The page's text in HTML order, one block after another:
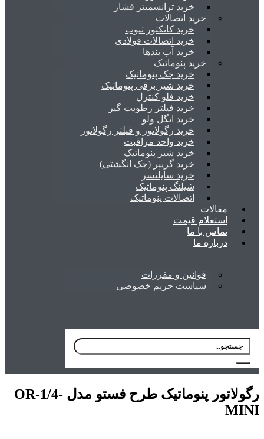
خرید ترانسمیتر فشار
خرید اتصالات
خرید کانکتور تیوب
خرید اتصالات فولادی
خرید آب بندها
خرید پنوماتیک
خرید جک پنوماتیک
خرید شیر برقی پنوماتیک
خرید فلو کنترل
خرید فیلتر رطوبت گیر
خرید انگل ولو
خرید رگولاتور و فیلتر رگولاتور
خرید واحد مراقبت
خرید شیر پنوماتیک
خرید گریپر (جک انگشتی)
خرید سایلنسر
شیلنگ پنوماتیک
اتصالات پنوماتیک
مقالات
استعلام قیمت
تماس با ما
درباره ما
قوانین و مقررات
سیاست حریم خصوصی
رگولاتور پنوماتیک طرح فستو مدل OR-1/4-
MINI